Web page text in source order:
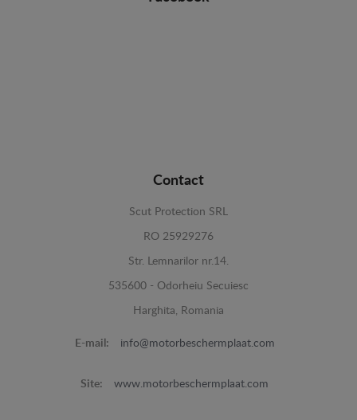
Contact
Scut Protection SRL
RO 25929276
Str. Lemnarilor nr.14.
535600 - Odorheiu Secuiesc
Harghita, Romania
E-mail: info@motorbeschermplaat.com
Site: www.motorbeschermplaat.com